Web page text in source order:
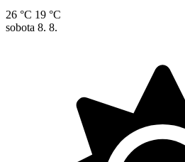
26 °C 19 °C
sobota 8. 8.